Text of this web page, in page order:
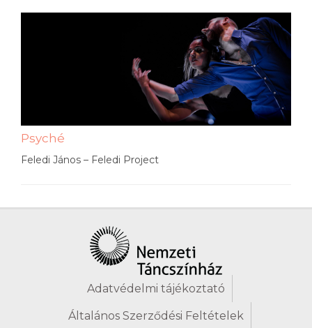
Psyché
Feledi János – Feledi Project
Adatvédelmi tájékoztató
Általános Szerződési Feltételek